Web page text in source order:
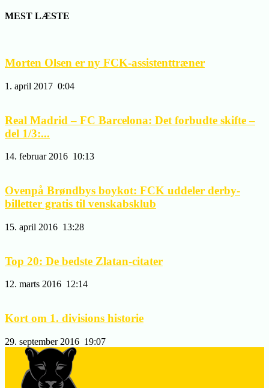
MEST LÆSTE
Morten Olsen er ny FCK-assistenttræner
1. april 2017 0:04
Real Madrid – FC Barcelona: Det forbudte skifte –
del 1/3:...
14. februar 2016 10:13
Ovenpå Brøndbys boykot: FCK uddeler derby-
billetter gratis til venskabsklub
15. april 2016 13:28
Top 20: De bedste Zlatan-citater
12. marts 2016 12:14
Kort om 1. divisions historie
29. september 2016 19:07